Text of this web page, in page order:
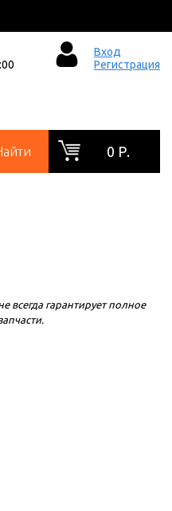
Вход
Регистрация
0 Р.
всегда гарантирует полное